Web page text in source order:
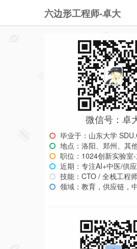
六边形工程师-卓大
微信号：卓
毕业于：山东大学
地点：洛阳、郑州、其
职位：1024创新实验室
近期：专注AI+中医/供
技能：CTO / 全栈工程
领域：教育，供应链，